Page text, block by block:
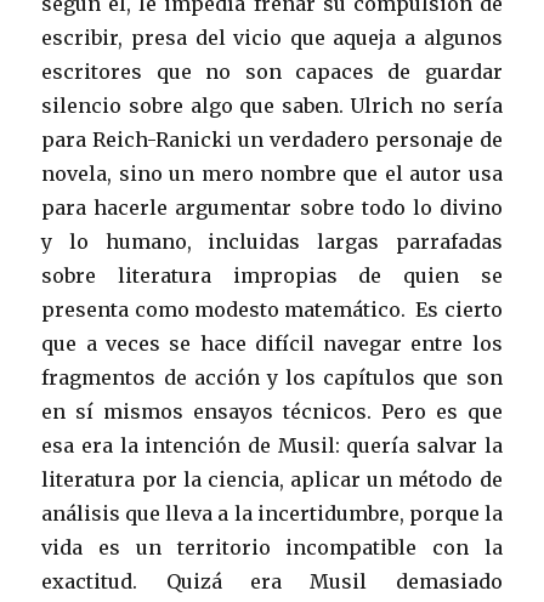
escribir, presa del vicio que aqueja a algunos
escritores que no son capaces de guardar
silencio sobre algo que saben. Ulrich no sería
para Reich-Ranicki un verdadero personaje de
novela, sino un mero nombre que el autor usa
para hacerle argumentar sobre todo lo divino
y lo humano, incluidas largas parrafadas
sobre literatura impropias de quien se
presenta como modesto matemático. Es cierto
que a veces se hace difícil navegar entre los
fragmentos de acción y los capítulos que son
en sí mismos ensayos técnicos. Pero es que
esa era la intención de Musil: quería salvar la
literatura por la ciencia, aplicar un método de
análisis que lleva a la incertidumbre, porque la
vida es un territorio incompatible con la
exactitud. Quizá era Musil demasiado